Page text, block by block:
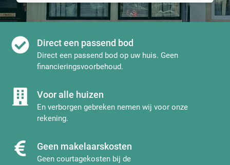
Direct een passend bod
Direct een passend bod op uw huis. Geen
financieringsvoorbehoud.
Voor alle huizen
En verborgen gebreken nemen wij voor onze
rekening.
Geen makelaarskosten
Geen courtagekosten bij de